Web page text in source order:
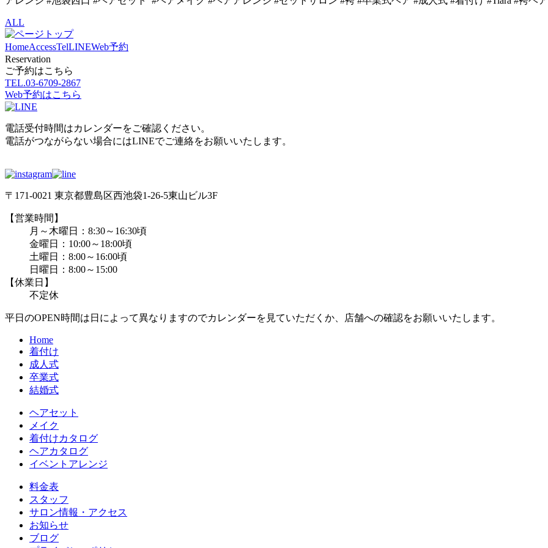
ALL
HomeAccessTelLINEWeb予約
Reservation
ご予約はこちら
TEL.03-6709-2867
Web予約はこちら
電話受付時間はカレンダーをご確認ください。
電話がつながらない場合にはLINEでご連絡をお願いいたします。
〒171-0021 東京都豊島区西池袋1-26-5東山ビル3F
【営業時間】
月～木曜日：8:30～16:30頃
金曜日：10:00～18:00頃
土曜日：8:00～16:00頃
日曜日：8:00～15:00
【休業日】
不定休
平日のOPEN時間は日によって異なりますのでカレンダーを見ていただくか、店舗への確認をお願いいたします。
Home
着付け
成人式
卒業式
結婚式
ヘアセット
メイク
着付けカタログ
ヘアカタログ
イベントアレンジ
料金表
スタッフ
サロン情報・アクセス
お知らせ
ブログ